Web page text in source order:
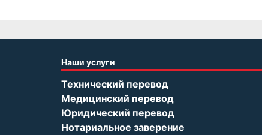
Наши услуги
Технический перевод
Медицинский перевод
Юридический перевод
Нотариальное заверение